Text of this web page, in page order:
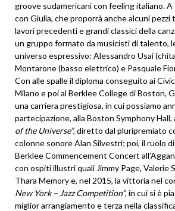
groove sudamericani con feeling italiano.
con Giulia, che proporrà anche alcuni
lavori precedenti e grandi classici della
un gruppo formato da musicisti di talento,
universo espressivo: Alessandro Usai
Montarone (basso elettrico) e Pasquale
Con alle spalle il diploma conseguito ai
Milano e poi al Berklee College di Boston,
una carriera prestigiosa, in cui possiamo
partecipazione, alla Boston Symphony Hall,
of the Universe”, diretto dal pluripremiato
colonne sonore Alan Silvestri; poi, il ruolo
Berklee Commencement Concert
con ospiti illustri quali Jimmy Page, Valerie
Thara Memory e, nel 2015, la vittoria nel
New York – Jazz Competition”, in cui si è
miglior arrangiamento e terza nella